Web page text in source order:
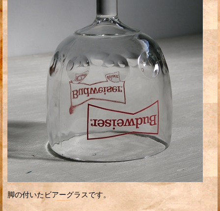
脚の付いたビアーグラスです。